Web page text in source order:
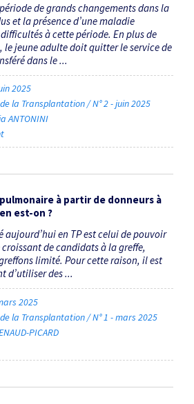
de grands changements dans la
et la présence d’une maladie
à cette période. En plus de
le jeune adulte doit quitter le service de
dans le ...
2025
la Transplantation / N° 2 - juin 2025
ANTONINI
à partir de donneurs à
est-on ?
aujourd’hui en TP est celui de pouvoir
de candidats à la greffe,
limité. Pour cette raison, il est
d’utiliser des ...
2025
la Transplantation / N° 1 - mars 2025
PICARD